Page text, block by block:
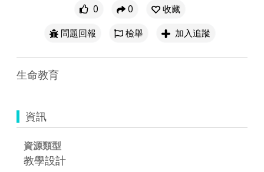
0 0
收藏
問題回報
檢舉 加入追蹤
生命教育
資訊
資源類型
教學設計